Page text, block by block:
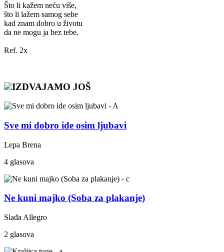
Što li kažem neću više,
što li lažem samog sebe
kad znam dobro u životu
da ne mogu ja bez tebe.
Ref. 2x
IZDVAJAMO JOŠ
Sve mi dobro ide osim ljubavi
Lepa Brena
4 glasova
Ne kuni majko (Soba za plakanje)
Slađa Allegro
2 glasova